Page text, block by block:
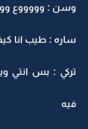
وسن : وووووع ووع
ساره : طيب انا
تركي : بس انتي
فيه